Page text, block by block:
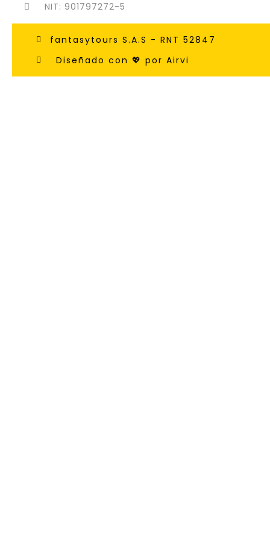
NIT: 901797272-5
fantasytours S.A.S - RNT 52847
Diseñado con 💖 por Airvi